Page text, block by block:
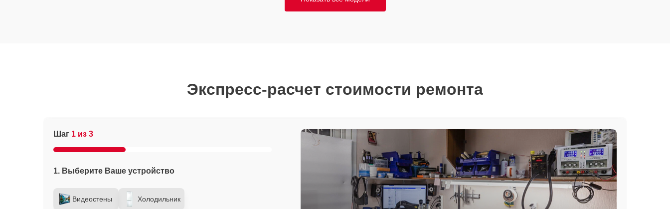
Экспресс-расчет стоимости ремонта
Шаг 1 из 3
1. Выберите Ваше устройство
Видеостены Холодильник